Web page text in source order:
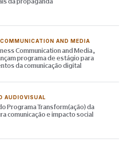
AND MEDIA
Communication and Media,
programa de estágio para
da comunicação digital
AUDIOVISUAL
Programa Transform(ação) da
comunicação e impacto social